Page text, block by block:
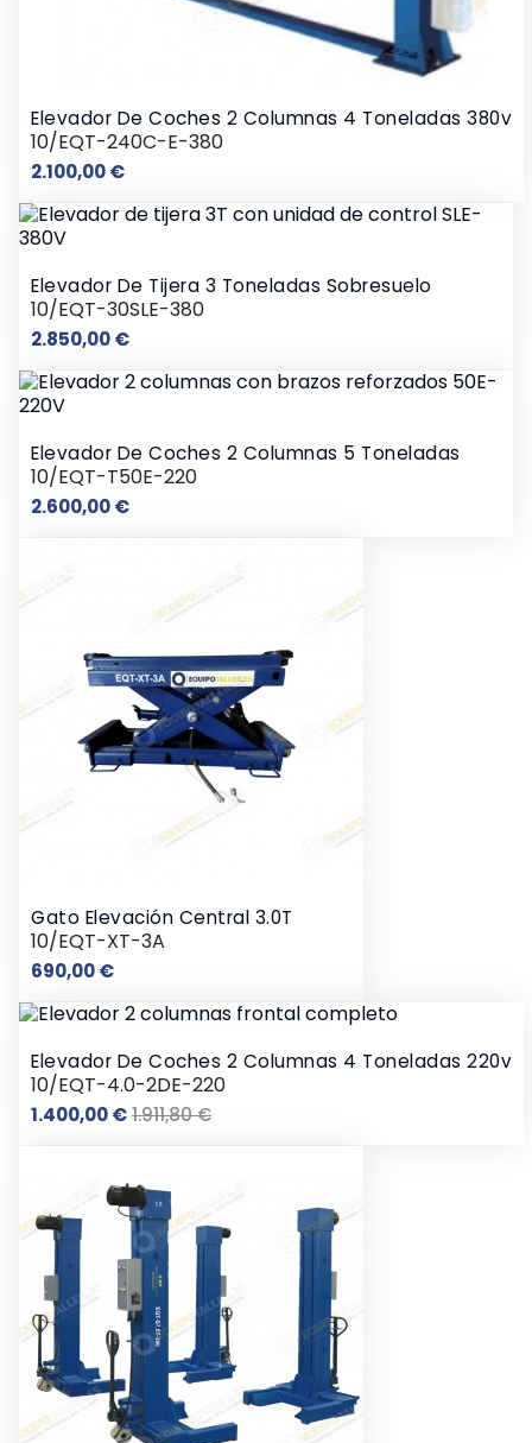
Elevador De Coches 2 Columnas 4 Toneladas 380v
10/EQT-240C-E-380
2.100,00 €Precio
Elevador De Tijera 3 Toneladas Sobresuelo
10/EQT-30SLE-380
2.850,00 €Precio
Elevador De Coches 2 Columnas 5 Toneladas
10/EQT-T50E-220
2.600,00 €Precio
Gato Elevación Central 3.0T
10/EQT-XT-3A
690,00 €Precio
Elevador De Coches 2 Columnas 4 Toneladas 220v
10/EQT-4.0-2DE-220
1.400,00 €Precio
1.911,80 €Precio